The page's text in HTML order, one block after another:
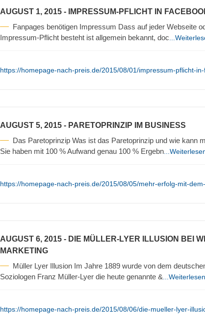
AUGUST 1, 2015 - IMPRESSUM-PFLICHT IN
Fanpages benötigen Impressum Dass auf jeder Webseite
Impressum-Pflicht besteht ist allgemein bekannt, doc
https://homepage-nach-preis.de/2015/08/01/impressum-pflicht-
AUGUST 5, 2015 - PARETOPRINZIP IM BUSINESS
Das Paretoprinzip Was ist das Paretoprinzip und wie kann
Sie haben mit 100 % Aufwand genau 100 % Ergebn
https://homepage-nach-preis.de/2015/08/05/mehr-erfolg-mit-
AUGUST 6, 2015 - DIE MÜLLER-LYER ILLUSION BEI
MARKETING
Müller Lyer Illusion Im Jahre 1889 wurde von dem
Soziologen Franz Müller-Lyer die heute genannte & ...Weiterlesen
https://homepage-nach-preis.de/2015/08/06/die-mueller-lyer-